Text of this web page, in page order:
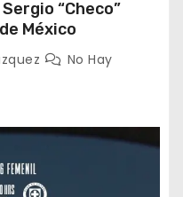
“Checo”
México
No Hay